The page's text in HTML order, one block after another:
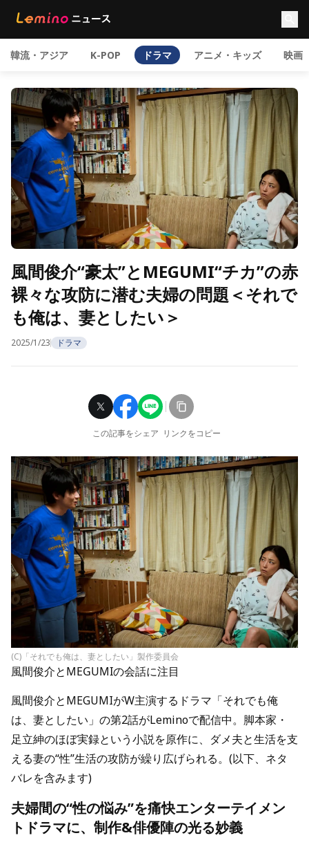
韓流・アジア K-POP ドラマ アニメ・キッズ 映画
風間俊介“豪太”とMEGUMI“チカ”の赤
裸々な攻防に潜む夫婦の問題＜それで
も俺は、妻としたい＞
2025/1/23 ドラマ
この記事をシェア リンクをコピー
(C)「それでも俺は、妻としたい」製作委員会
風間俊介とMEGUMIの会話に注目
風間俊介とMEGUMIがW主演するドラマ「それでも俺
は、妻としたい」の第2話がLeminoで配信中。脚本家・
足立紳のほぼ実録という小説を原作に、ダメ夫と生活を支
える妻の“性”生活の攻防が繰り広げられる。(以下、ネタ
バレを含みます)
夫婦間の“性の悩み”を痛快エンターテイメン
トドラマに、制作&俳優陣の光る妙義